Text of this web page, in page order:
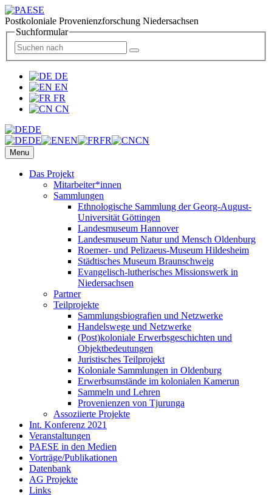
Postkoloniale Provenienzforschung Niedersachsen
Suchformular
DE
EN
FR
CN
DE
DE
EN FR CN
Menu
Das Projekt
Mitarbeiter*innen
Sammlungen
Ethnologische Sammlung der Georg-August-
Universität Göttingen
Landesmuseum Hannover
Landesmuseum Natur und Mensch Oldenburg
Roemer- und Pelizaeus-Museum Hildesheim
Städtisches Museum Braunschweig
Evangelisch-lutherisches Missionswerk in
Niedersachsen
Partner
Teilprojekte
Sammlungsbiografien und Netzwerke
Handelswege und Netzwerke
(Post)koloniale Erwerbsgeschichten und
Objektbedeutungen
Juristisches Teilprojekt
Koloniale Sammlungen in Oldenburg
Erwerbsumstände im kolonialen Kamerun
Sammeln und Lehren
Provenienzen von Tjurunga
Assoziierte Projekte
Int. Konferenz 2021
Veranstaltungen
PAESE in den Medien
Vorträge/Publikationen
Datenbank
AG Projekte
Links